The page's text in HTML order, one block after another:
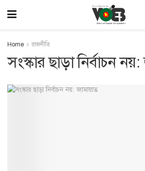
Home রাজনীতি
সংস্কার ছাড়া নির্বাচন